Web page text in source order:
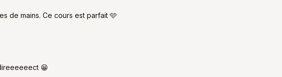
de mains. Ce cours est parfait 🩵
😁